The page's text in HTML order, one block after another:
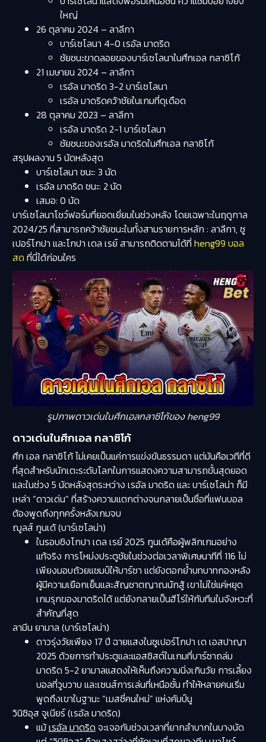
ใหญ่​
26 ตุลาคม 2024 – ลาลีกา
บาร์เซโลนา 4-0 เรอัล มาดริด
ชัยชนะขาดลอยของบาร์เซโลนาในศึกเอล กลาซิโก้​
21 เมษายน 2024 – ลาลีกา
เรอัล มาดริด 3-2 บาร์เซโลนา
เรอัล มาดริดคว้าชัยในเกมที่ดุเดือด​
28 ตุลาคม 2023 – ลาลีกา
เรอัล มาดริด 2-1 บาร์เซโลนา
ชัยชนะของเรอัล มาดริดในศึกเอล กลาซิโก้​
สรุปผลงาน 5 นัดหลังสุด
บาร์เซโลนา ชนะ: 3 นัด
เรอัล มาดริด ชนะ: 2 นัด
เสมอ: 0 นัด​
บาร์เซโลนาโชว์ฟอร์มที่ยอดเยี่ยมในช่วงหลัง โดยเฉพาะในฤดูกาล
2024/25 ที่สามารถคว้าชัยชนะในทั้งสามรายการหลัก : ลาลีกา, ซู
เปอร์โกปา และโกปา เดล เรย์ สามารถติดตามได้ที่ heng99 บอล
สด ที่นี่ได้ก่อนใคร
รูปภาพดาวเด่นในศึกเอลกลาซิโก้ของ heng99
ดาวเด่นในศึกเอล กลาซิโก้
ศึก เอล กลาซิโก้ ไม่เคยเป็นแค่การแข่งขันธรรมดา แต่มันคือเวทีที่ดี
ที่สุดสำหรับนักเตะระดับโลกในการแสดงความสามารถขั้นสุดยอด
และในช่วง 5 นัดหลังสุดระหว่าง เรอัล มาดริด และ บาร์เซโลน่า ก็มี
เหล่า “ดาวเด่น” ที่สร้างความแตกต่างจนกลายเป็นชื่อที่แฟนบอล
ต้องพูดถึงทุกครั้งหลังเกมจบ
ฌูลส์ กูนเด้ (บาร์เซโลน่า)
ในรอบชิงโกปา เดล เรย์ 2025 กูนเด้คือผู้พลิกเกมอย่าง
แท้จริง การโหม่งประตูชัยในช่วงต่อเวลาพิเศษนาทีที่ 116 ไม่
เพียงมอบถ้วยแชมป์ให้บาร์ซา แต่ยังตอกย้ำบทบาทกองหลัง
ผู้มีความเยือกเย็นและสัญชาตญาณนักสู้ เขาไม่ใช่แค่หยุด
เกมรุกของมาดริดได้ แต่ยังกลายเป็นฮีโร่ให้กับทีมในจังหวะที่
สำคัญที่สุด
ลามีน ยามาล (บาร์เซโลน่า)
ดาวรุ่งวัยเพียง 17 ปี ฉายแสงในซูเปอร์โกปา เด เอสปาญา
2025 ด้วยการทำประตูและแอสซิสต์ในเกมที่บาร์ซาถล่ม
มาดริด 5-2 ยามาลแสดงให้เห็นถึงความนิ่งเกินวัย การเลี้ยง
บอลที่วูบวาบ และเซนส์การเล่นที่เหนือชั้น ทำให้หลายคนเริ่ม
พูดถึงเขาในฐานะ “เมสซี่คนใหม่” แห่งคัมป์นู
วินิซิอุส จูเนียร์ (เรอัล มาดริด)
แม้เรอัล มาดริด จะเจอกับช่วงเวลาที่ยากลำบากในบางนัด